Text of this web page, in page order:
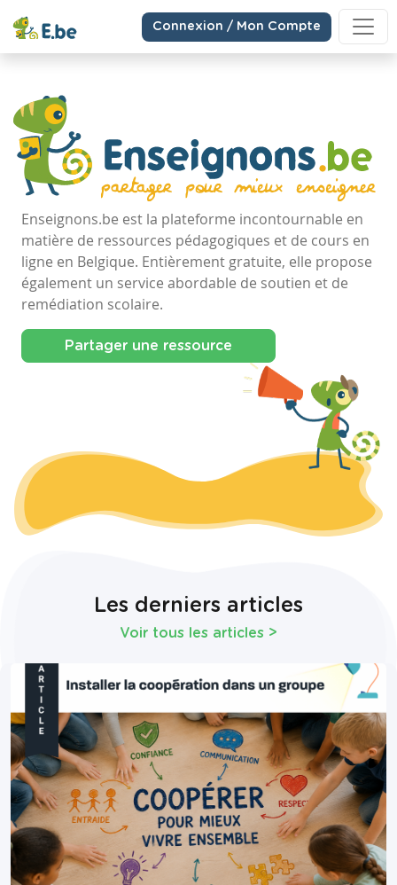
Connexion / Mon Compte
Enseignons.be est la plateforme incontournable en
matière de ressources pédagogiques et de cours en
ligne en Belgique. Entièrement gratuite, elle propose
également un service abordable de soutien et de
remédiation scolaire.
Partager une ressource
Les derniers articles
Voir tous les articles >